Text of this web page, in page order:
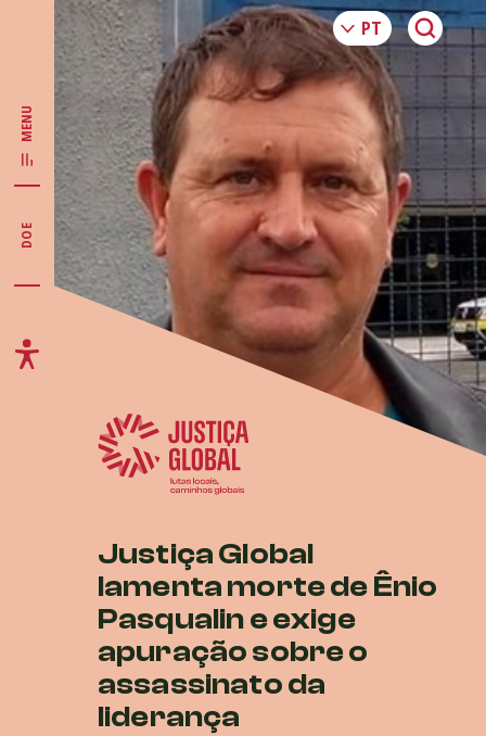
MENU
DOE
Justiça Global
lamenta morte de Ênio
Pasqualin e exige
apuração sobre o
assassinato da
liderança